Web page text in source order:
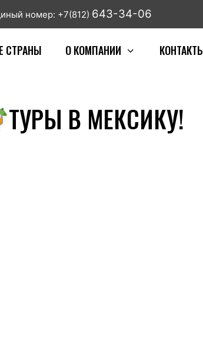
номер: +7(812) 643-34-06
СТРАНЫ О КОМПАНИИ
ТУРЫ В МЕКСИКУ!